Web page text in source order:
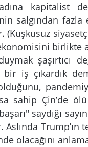
kapitalist
salgından
(Kuşkusuz
birlikte
şaşırtıcı
bir iş çıkardık
sahip Çin’de ölü
saydığı
Aslında
olacağını